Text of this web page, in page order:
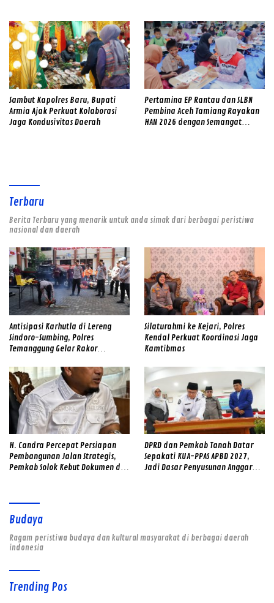
Sambut Kapolres Baru, Bupati
Armia Ajak Perkuat Kolaborasi
Jaga Kondusivitas Daerah
Pertamina EP Rantau dan SLBN
Pembina Aceh Tamiang Rayakan
HAN 2026 dengan Semangat
Terbaru
Berita Terbaru yang menarik untuk anda simak dari berbagai peristiwa
nasional dan daerah
Antisipasi Karhutla di Lereng
Sindoro-Sumbing, Polres
Temanggung Gelar Rakor
Gabungan
Silaturahmi ke Kejari, Polres
Kendal Perkuat Koordinasi Jaga
Kamtibmas
H. Candra Percepat Persiapan
Pembangunan Jalan Strategis,
Pemkab Solok Kebut Dokumen dan
DPRD dan Pemkab Tanah Datar
Sepakati KUA-PPAS APBD 2027,
Jadi Dasar Penyusunan Anggaran
Budaya
Ragam peristiwa budaya dan kultural masyarakat di berbagai daerah
indonesia
Trending Pos